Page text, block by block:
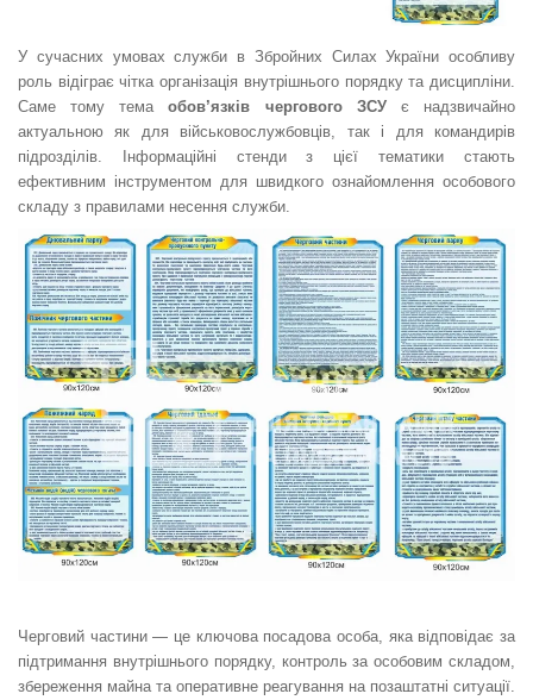
У сучасних умовах служби в Збройних Силах України особливу
роль відіграє чітка організація внутрішнього порядку та дисципліни.
Саме тому темаобов’язків чергового ЗСУє надзвичайно
актуальною як для військовослужбовців, так і для командирів
підрозділів. Інформаційні стенди з цієї тематики стають
ефективним інструментом для швидкого ознайомлення особового
складу з правилами несення служби.
Черговий частини — це ключова посадова особа, яка відповідає за
підтримання внутрішнього порядку, контроль за особовим складом,
збереження майна та оперативне реагування на позаштатні ситуації.